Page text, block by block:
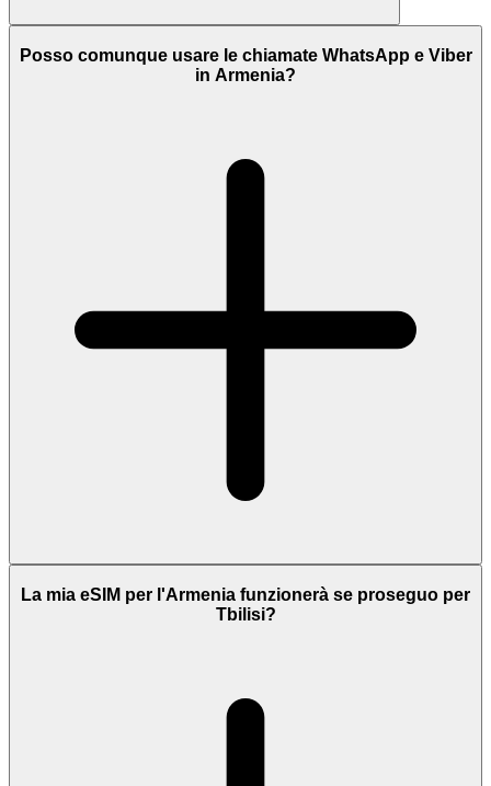
Posso comunque usare le chiamate WhatsApp e Viber
in Armenia?
La mia eSIM per l'Armenia funzionerà se proseguo per
Tbilisi?